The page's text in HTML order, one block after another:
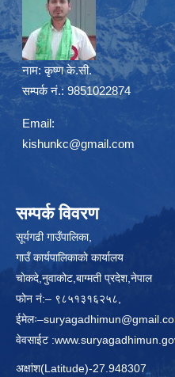
नाम: कृष्ण के.सी.
सम्पर्क नं.: 9851022874
Email:
kishunkc@gmail.com
सम्पर्क विवरण
सूर्यगढी गाउँपालिका,
गाउँ कार्यपालिकाकाे कार्यालय
चाेकदे,नुवाकोट,बाग्मती प्रदेश,नेपाल
फोन नं:– ९८५१३१६२५८,
ईमेलः–
वेवसाईट :
अक्षांश(Latitude)-27.948307